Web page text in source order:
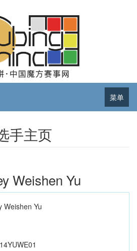
菜单
手主页
Weishen Yu
Weishen Yu